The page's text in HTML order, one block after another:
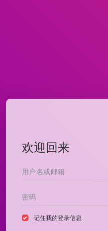
欢迎回来
记住我的登录信息